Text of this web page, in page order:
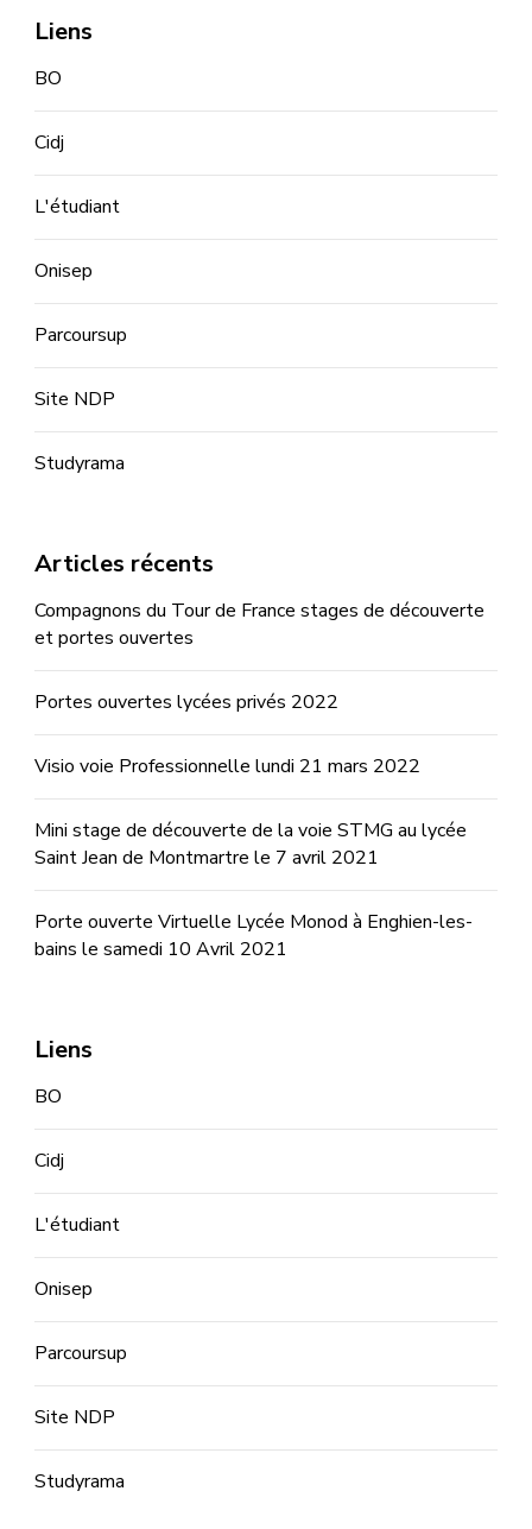
Liens
BO
Cidj
L'étudiant
Onisep
Parcoursup
Site NDP
Studyrama
Articles récents
Compagnons du Tour de France stages de découverte
et portes ouvertes
Portes ouvertes lycées privés 2022
Visio voie Professionnelle lundi 21 mars 2022
Mini stage de découverte de la voie STMG au lycée
Saint Jean de Montmartre le 7 avril 2021
Porte ouverte Virtuelle Lycée Monod à Enghien-les-
bains le samedi 10 Avril 2021
Liens
BO
Cidj
L'étudiant
Onisep
Parcoursup
Site NDP
Studyrama